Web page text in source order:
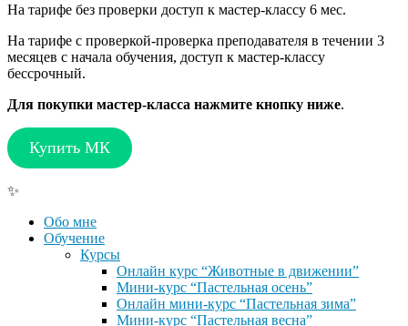
На тарифе без проверки доступ к мастер-классу 6 мес.
На тарифе с проверкой-проверка преподавателя в течении 3
месяцев с начала обучения, доступ к мастер-классу
бессрочный.
Для покупки мастер-класса нажмите кнопку ниже.
Купить МК
✨
Обо мне
Обучение
Курсы
Онлайн курс “Животные в движении”
Мини-курс “Пастельная осень”
Онлайн мини-курс “Пастельная зима”
Мини-курс “Пастельная весна”